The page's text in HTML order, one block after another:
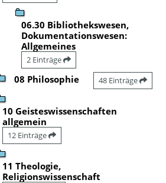
06.30 Bibliothekswesen,
Dokumentationswesen:
Allgemeines
2 Einträge
08 Philosophie 48 Einträge
10 Geisteswissenschaften
allgemein
12 Einträge
11 Theologie,
Religionswissenschaft